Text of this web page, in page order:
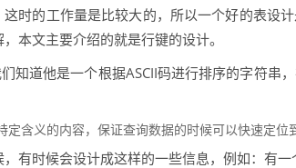
时的工作量是比较大的，所以一个好的表设
本文主要介绍的就是行键的设计。
知道他是一个根据ASCII码进行排序的字符串
定含义的内容，保证查询数据的时候可以快速定位
有时候会设计成这样的一些信息，例如：有一